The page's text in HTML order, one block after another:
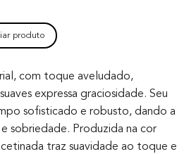
produto
com toque aveludado,
expressa graciosidade. Seu
sofisticado e robusto, dando a
sobriedade. Produzida na cor
traz suavidade ao toque e